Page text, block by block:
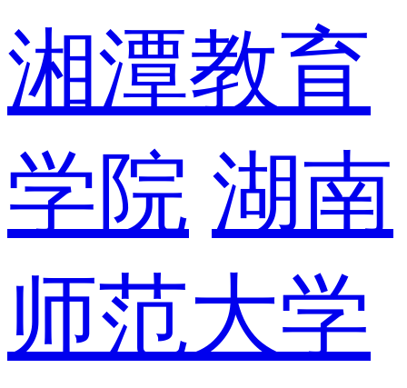
湘潭教育
学院 湖南
师范大学